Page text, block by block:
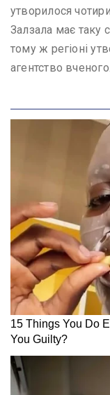
утворилося
Залзала має таку
тому ж регіоні
агентство вченого.